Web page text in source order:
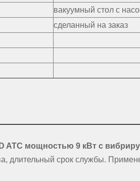
вакуумный стол с
сделанный на заказ
ATC мощностью 9 кВт с
длительный срок службы.